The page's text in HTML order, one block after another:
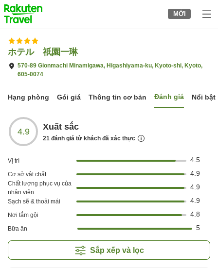
to
top
page
MỚI
ホテル 祇園一琳
570-89 Gionmachi Minamigawa, Higashiyama-ku, Kyoto-shi, Kyoto,
605-0074
Hạng phòng Gói giá Thông tin cơ bản Đánh giá Nổi bật
4.9 Xuất sắc
21 đánh giá từ khách đã xác thực
Vị trí 4.5
Cơ sở vật chất 4.9
Chất lượng phục vụ của
nhân viên
4.9
Sạch sẽ & thoải mái 4.9
Nơi tắm gội 4.8
Bữa ăn 5
Sắp xếp và lọc